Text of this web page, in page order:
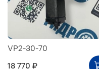
VP2-30-70
18 770 ₽